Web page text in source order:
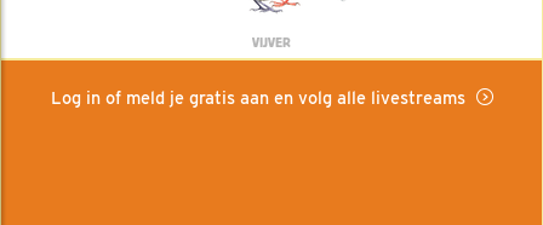
VIJVER
Log in of meld je gratis aan en volg alle livestreams